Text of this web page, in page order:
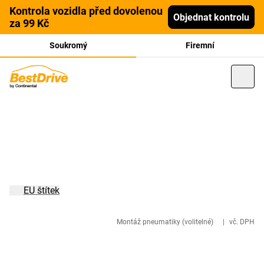
Kontrola vozidla před dovolenou
za 99 Kč
Objednat kontrolu
Soukromý Firemní
Montáž pneumatiky (volitelné) vč. DPH
EU štítek